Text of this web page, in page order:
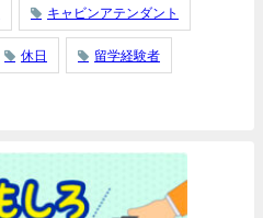
キャビンアテンダント
休日 留学経験者